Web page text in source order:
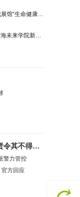
六年129期，超7500人受益！宝安区城展馆“生命健康主题季”完美收官
解锁湾区国际教育新形态！深圳曼校前海未来学院新校区正式启航
网友不满摊贩占道经营，官方：已责令其不得占道经营
警力管控
官方回应
费未履行